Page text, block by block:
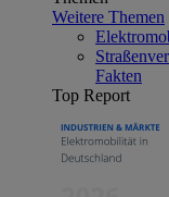
Weitere Themen
Fakten
Top Report